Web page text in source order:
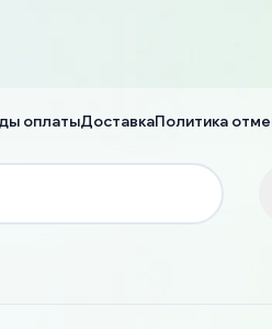
оплатыДоставкаПолитика